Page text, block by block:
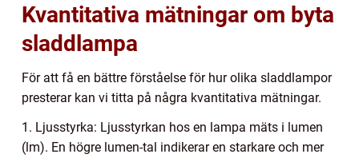
Kvantitativa mätningar om byta
sladdlampa
För att få en bättre förståelse för hur olika sladdlampor
presterar kan vi titta på några kvantitativa mätningar.
1. Ljusstyrka: Ljusstyrkan hos en lampa mäts i lumen
(lm). En högre lumen-tal indikerar en starkare och mer